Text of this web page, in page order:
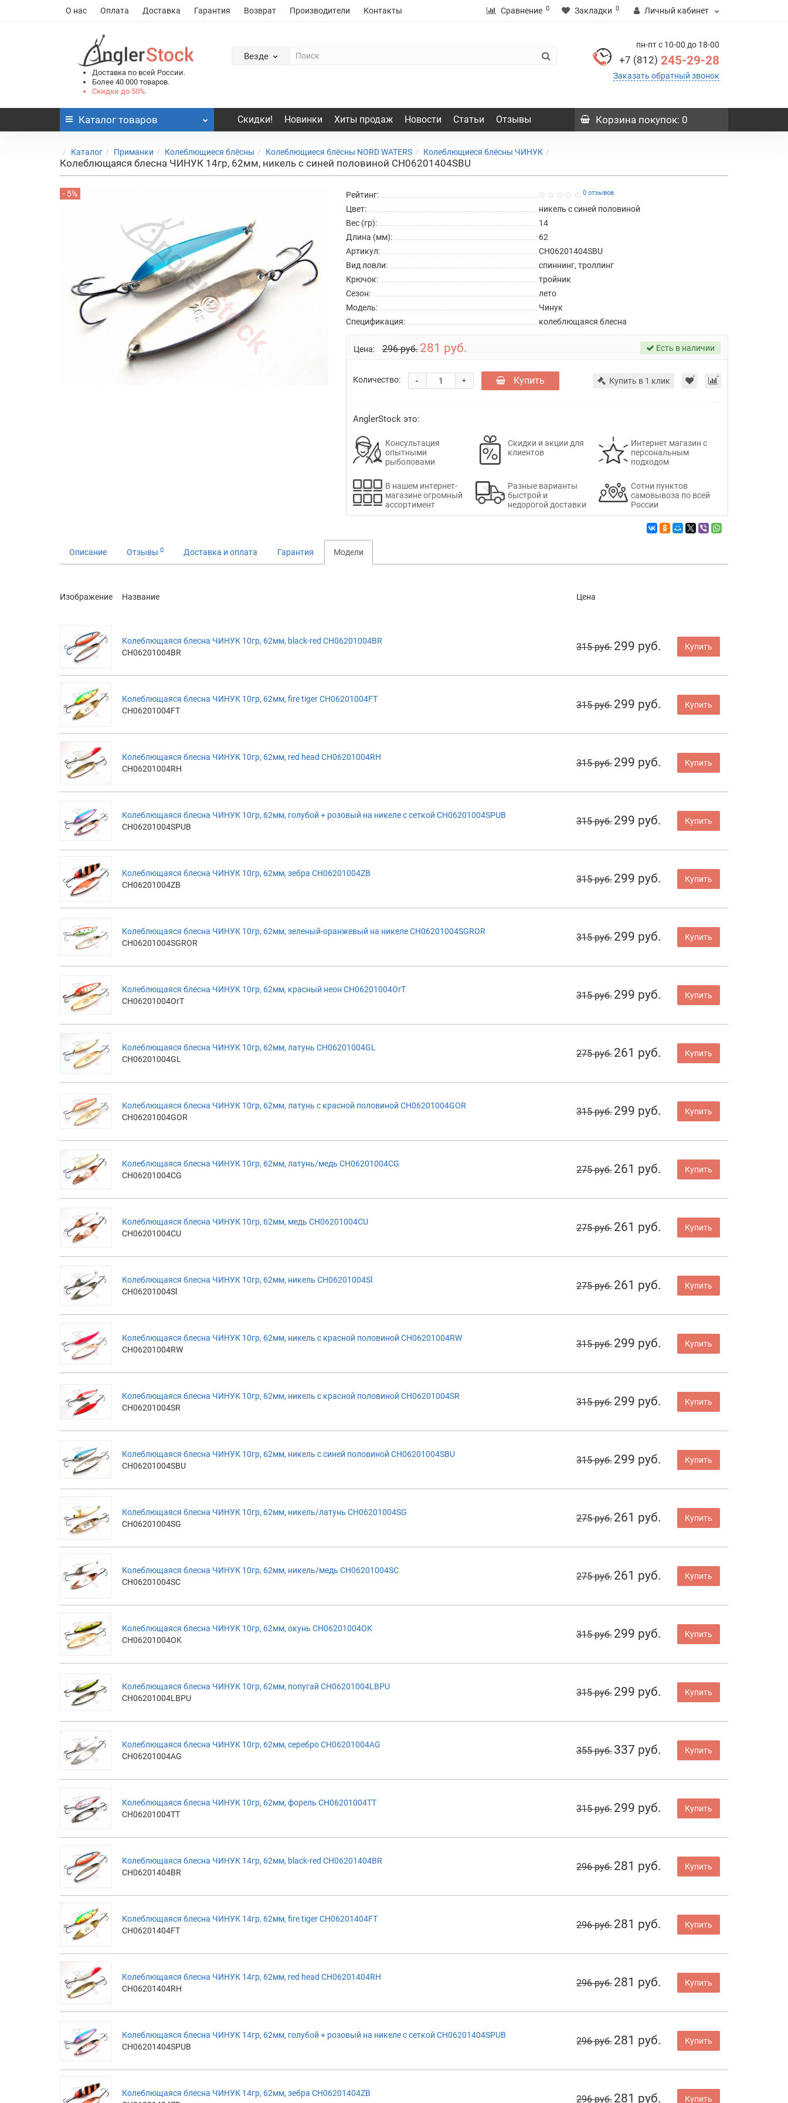
О нас Оплата Доставка Гарантия Возврат Производители Контакты Сравнение 0 Закладки 0 Личный кабинет
Доставка по всей России.
Более 40 000 товаров.
Скидки до 50%.
Везде
пн-пт с 10-00 до 18-00
+7 (812) 245-29-28
Заказать обратный звонок
Каталог товаров Скидки! Новинки Хиты продаж Новости Статьи Отзывы Корзина покупок: 0
Каталог Приманки Колеблющиеся блёсны Колеблющиеся блёсны NORD WATERS Колеблющиеся блёсны ЧИНУК
Колеблющаяся блесна ЧИНУК 14гр, 62мм, никель с синей половиной CH06201404SBU
- 5% Рейтинг: 0 отзывов
Цвет:
никель с синей половиной
Вес (гр):
14
Длина (мм):
62
Артикул:
CH06201404SBU
Вид ловли:
спиннинг, троллинг
Крючок:
тройник
Сезон:
лето
Модель:
Чинук
Спецификация:
колеблющаяся блесна
Цена: 296 руб. 281 руб. Есть в наличии
Количество: +
- Купить Купить в 1 клик
AnglerStock это:
Консультация
опытными
рыболовами
Скидки и акции для
клиентов
Интернет магазин с
персональным
подходом
В нашем интернет-
магазине огромный
ассортимент
Разные варианты
быстрой и
недорогой доставки
Сотни пунктов
самовывоза по всей
России
Описание Отзывы 0 Доставка и оплата Гарантия Модели
Изображение Название Цена
Колеблющаяся блесна ЧИНУК 10гр, 62мм, black-red CH06201004BR
CH06201004BR
315 руб. 299 руб. Купить
Колеблющаяся блесна ЧИНУК 10гр, 62мм, fire tiger CH06201004FT
CH06201004FT
315 руб. 299 руб. Купить
Колеблющаяся блесна ЧИНУК 10гр, 62мм, red head CH06201004RH
CH06201004RH
315 руб. 299 руб. Купить
Колеблющаяся блесна ЧИНУК 10гр, 62мм, голубой + розовый на никеле с сеткой CH06201004SPUB
CH06201004SPUB
315 руб. 299 руб. Купить
Колеблющаяся блесна ЧИНУК 10гр, 62мм, зебра CH06201004ZB
CH06201004ZB
315 руб. 299 руб. Купить
Колеблющаяся блесна ЧИНУК 10гр, 62мм, зеленый-оранжевый на никеле CH06201004SGROR
CH06201004SGROR
315 руб. 299 руб. Купить
Колеблющаяся блесна ЧИНУК 10гр, 62мм, красный неон CH06201004OrT
CH06201004OrT
315 руб. 299 руб. Купить
Колеблющаяся блесна ЧИНУК 10гр, 62мм, латунь CH06201004GL
CH06201004GL
275 руб. 261 руб. Купить
Колеблющаяся блесна ЧИНУК 10гр, 62мм, латунь с красной половиной CH06201004GOR
CH06201004GOR
315 руб. 299 руб. Купить
Колеблющаяся блесна ЧИНУК 10гр, 62мм, латунь/медь CH06201004CG
CH06201004CG
275 руб. 261 руб. Купить
Колеблющаяся блесна ЧИНУК 10гр, 62мм, медь CH06201004CU
CH06201004CU
275 руб. 261 руб. Купить
Колеблющаяся блесна ЧИНУК 10гр, 62мм, никель CH06201004Sl
CH06201004Sl
275 руб. 261 руб. Купить
Колеблющаяся блесна ЧИНУК 10гр, 62мм, никель с красной половиной CH06201004RW
CH06201004RW
315 руб. 299 руб. Купить
Колеблющаяся блесна ЧИНУК 10гр, 62мм, никель с красной половиной CH06201004SR
CH06201004SR
315 руб. 299 руб. Купить
Колеблющаяся блесна ЧИНУК 10гр, 62мм, никель с синей половиной CH06201004SBU
CH06201004SBU
315 руб. 299 руб. Купить
Колеблющаяся блесна ЧИНУК 10гр, 62мм, никель/латунь CH06201004SG
CH06201004SG
275 руб. 261 руб. Купить
Колеблющаяся блесна ЧИНУК 10гр, 62мм, никель/медь CH06201004SC
CH06201004SC
275 руб. 261 руб. Купить
Колеблющаяся блесна ЧИНУК 10гр, 62мм, окунь CH06201004OK
CH06201004OK
315 руб. 299 руб. Купить
Колеблющаяся блесна ЧИНУК 10гр, 62мм, попугай CH06201004LBPU
CH06201004LBPU
315 руб. 299 руб. Купить
Колеблющаяся блесна ЧИНУК 10гр, 62мм, серебро CH06201004AG
CH06201004AG
355 руб. 337 руб. Купить
Колеблющаяся блесна ЧИНУК 10гр, 62мм, форель CH06201004TT
CH06201004TT
315 руб. 299 руб. Купить
Колеблющаяся блесна ЧИНУК 14гр, 62мм, black-red CH06201404BR
CH06201404BR
296 руб. 281 руб. Купить
Колеблющаяся блесна ЧИНУК 14гр, 62мм, fire tiger CH06201404FT
CH06201404FT
296 руб. 281 руб. Купить
Колеблющаяся блесна ЧИНУК 14гр, 62мм, red head CH06201404RH
CH06201404RH
296 руб. 281 руб. Купить
Колеблющаяся блесна ЧИНУК 14гр, 62мм, голубой + розовый на никеле с сеткой CH06201404SPUB
CH06201404SPUB
296 руб. 281 руб. Купить
Колеблющаяся блесна ЧИНУК 14гр, 62мм, зебра CH06201404ZB
296 руб. 281 руб. Купить